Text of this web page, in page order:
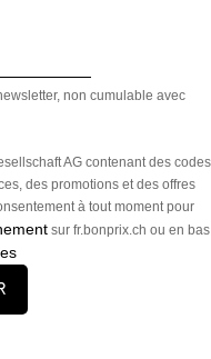
non cumulable avec
AG contenant des codes
des promotions et des offres
à tout moment pour
sur fr.bonprix.ch ou en bas